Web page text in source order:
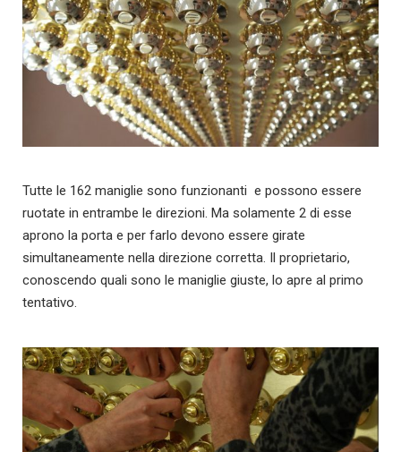
Tutte le 162 maniglie sono funzionanti e possono essere
ruotate in entrambe le direzioni. Ma solamente 2 di esse
aprono la porta e per farlo devono essere girate
simultaneamente nella direzione corretta. Il proprietario,
conoscendo quali sono le maniglie giuste, lo apre al primo
tentativo.